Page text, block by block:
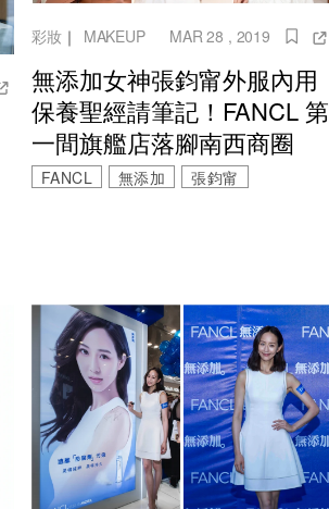
彩妝｜ MAKEUP MAR 28 , 2019
無添加女神張鈞甯外服內用
保養聖經請筆記！FANCL 第
一間旗艦店落腳南西商圈
FANCL 無添加 張鈞甯